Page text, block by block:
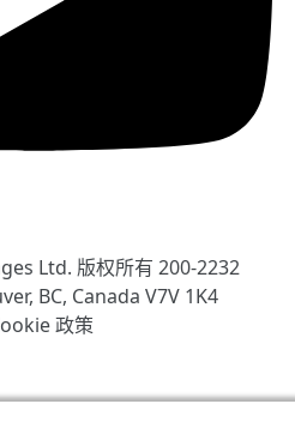
Ltd. 版权所有 200-2232
BC, Canada V7V 1K4
政策